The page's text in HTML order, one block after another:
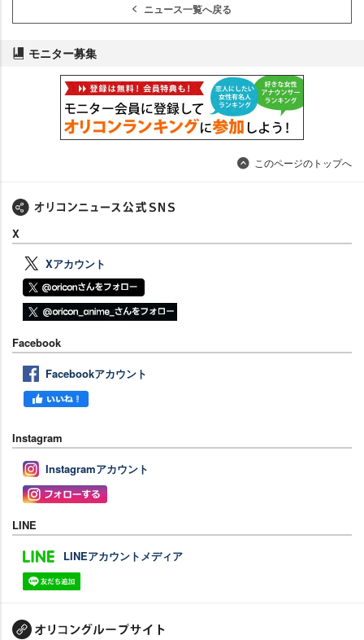
ニュース一覧へ戻る
モニター募集
このページのトップへ
X
Xアカウント
Facebook
Facebookアカウント
Instagram
Instagramアカウント
LINE
LINEアカウントメディア